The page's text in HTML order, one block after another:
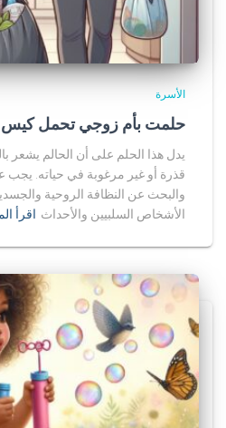
الأسرة
حلمت بأم زوجي تحمل كيس
يدل هذا الحلم على أن الحالم يشعر
قذرة أو غير مرغوبة في حياته. يجب
والبحث عن النظافة الروحية
الأشخاص السلبيين والأحداث اقرأ